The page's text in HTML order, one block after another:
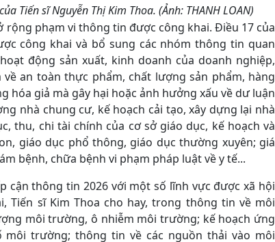
Tiến sĩ Nguyễn Thị Kim Thoa. (Ảnh: THANH LOAN)
rộng phạm vi thông tin được công khai. Điều 17 của
công khai và bổ sung các nhóm thông tin quan
động sản xuất, kinh doanh của doanh nghiệp,
an toàn thực phẩm, chất lượng sản phẩm, hàng
hóa giả mà gây hại hoặc ảnh hưởng xấu về dư luận
nhà chung cư, kế hoạch cải tạo, xây dựng lại nhà
thu, chi tài chính của cơ sở giáo dục, kế hoạch và
giáo dục phổ thông, giáo dục thường xuyên; giá
bệnh, chữa bệnh vi phạm pháp luật về y tế...
cận thông tin 2026 với một số lĩnh vực được xã hội
sĩ Kim Thoa cho hay, trong thông tin về môi
môi trường, ô nhiễm môi trường; kế hoạch ứng
trường; thông tin về các nguồn thải vào môi